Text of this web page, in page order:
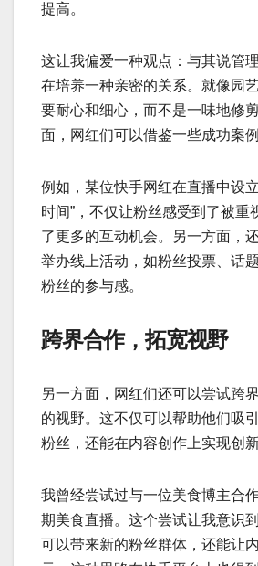
提高。
这让我偏爱一种观点：与其说管
在培养一种亲密的关系。就像园
要耐心和细心，而不是一味地修
面，网红们可以借鉴一些成功案例
例如，某位快手网红在直播中设
时间”，不仅让粉丝感受到了被重
了更多的互动机会。另一方面，
举办线上活动，如粉丝投票、话
粉丝的参与感。
跨界合作，拓宽视野
另一方面，网红们还可以尝试跨
的视野。这不仅可以帮助他们吸
粉丝，还能在内容创作上实现创新
我曾经尝试过与一位美食博主合
期美食直播。这个尝试让我意识
可以带来新的粉丝群体，还能让